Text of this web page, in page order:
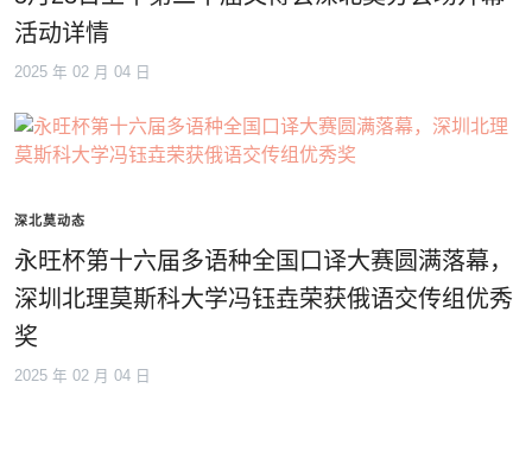
活动详情
2025 年 02 月 04 日
深北莫动态
永旺杯第十六届多语种全国口译大赛圆满落幕，
深圳北理莫斯科大学冯钰垚荣获俄语交传组优秀
奖
2025 年 02 月 04 日